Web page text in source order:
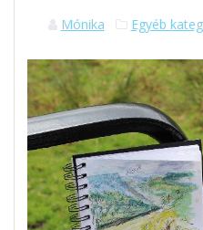
Mónika Egyéb